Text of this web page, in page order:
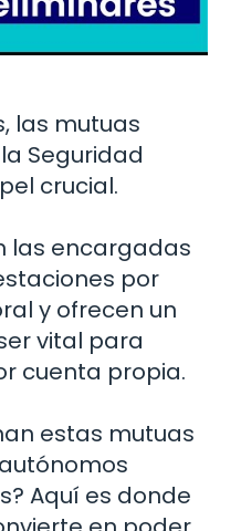
las mutuas
Seguridad
crucial.
las encargadas
por
y ofrecen un
vital para
cuenta propia.
estas mutuas
Aquí es donde